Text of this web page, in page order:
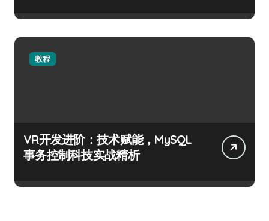
教程
VR开发进阶：技术赋能，MySQL
事务控制科技实战精析